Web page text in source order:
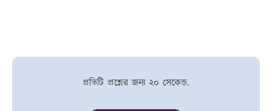
প্রতিটি প্রশ্নের জন্য ২০ সেকেন্ড.